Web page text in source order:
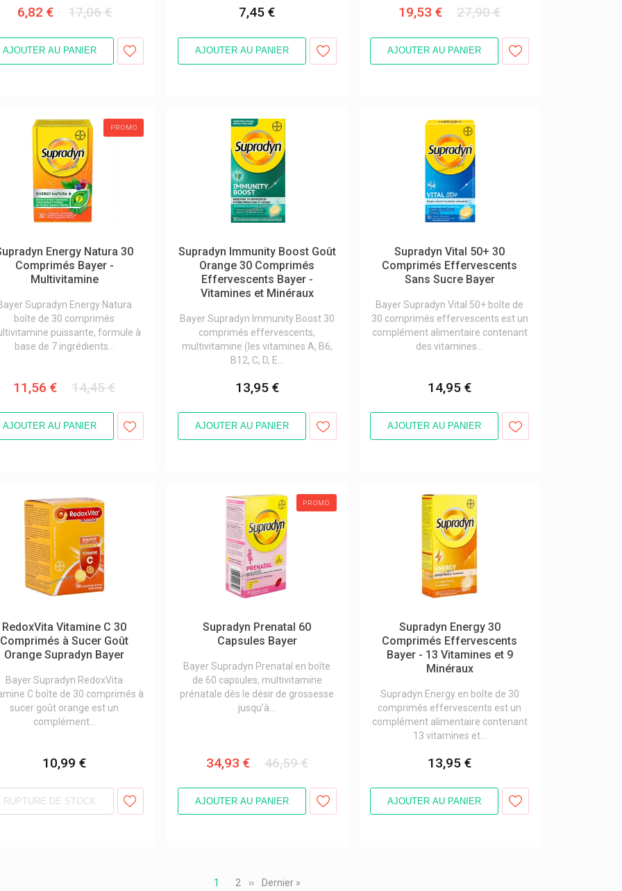
6,82 € 17,06 €
AJOUTER AU PANIER
7,45 €
AJOUTER AU PANIER
19,53 € 27,90 €
AJOUTER AU PANIER
PROMO
Energy Natura 30
Comprimés Bayer -
Multivitamine
Supradyn Energy Natura
boîte de 30 comprimés
puissante, formule à
base de 7 ingrédients...
11,56 € 14,45 €
AJOUTER AU PANIER
Supradyn Immunity Boost Goût
Orange 30 Comprimés
Effervescents Bayer -
Vitamines et Minéraux
Bayer Supradyn Immunity Boost 30
comprimés effervescents,
multivitamine (les vitamines A, B6,
B12, C, D, E...
13,95 €
AJOUTER AU PANIER
Supradyn Vital 50+ 30
Comprimés Effervescents
Sans Sucre Bayer
Bayer Supradyn Vital 50+ boîte de
30 comprimés effervescents est un
complément alimentaire contenant
des vitamines...
14,95 €
AJOUTER AU PANIER
RedoxVita Vitamine C 30
Comprimés à Sucer Goût
Orange Supradyn Bayer
Bayer Supradyn RedoxVita
C boîte de 30 comprimés à
sucer goût orange est un
complément...
10,99 €
RUPTURE DE STOCK
PROMO
Supradyn Prenatal 60
Capsules Bayer
Bayer Supradyn Prenatal en boîte
de 60 capsules, multivitamine
prénatale dès le désir de grossesse
jusqu’à...
34,93 € 46,59 €
AJOUTER AU PANIER
Supradyn Energy 30
Comprimés Effervescents
Bayer - 13 Vitamines et 9
Minéraux
Supradyn Energy en boîte de 30
comprimés effervescents est un
complément alimentaire contenant
13 vitamines et...
13,95 €
AJOUTER AU PANIER
Page
1 Page
2
Page
››
Dernière
Dernier »